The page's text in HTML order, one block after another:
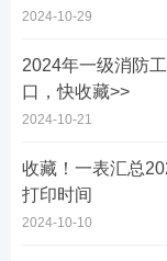
2024-10-29
2024年一级消防
口，快收藏>>
2024-10-21
收藏！一表汇总
打印时间
2024-10-10